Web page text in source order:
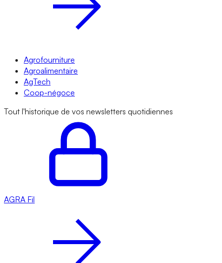
Agrofourniture
Agroalimentaire
AgTech
Coop-négoce
Tout l'historique de vos newsletters quotidiennes
AGRA Fil